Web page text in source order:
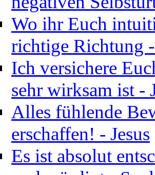
Wo ihr Euch
richtige Richtung
Ich versichere
sehr wirksam ist -
Alles fühlende
erschaffen! - Jesus
Es ist absolut